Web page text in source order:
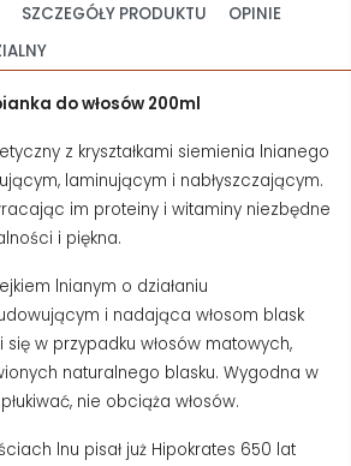
SZCZEGÓŁY PRODUKTU
OPINIE
do włosów 200ml
z kryształkami siemienia lnianego
laminującym i nabłyszczającym.
im proteiny i witaminy niezbędne
i piękna.
lnianym o działaniu
i nadająca włosom blask
w przypadku włosów matowych,
naturalnego blasku. Wygodna w
nie obciąża włosów.
lnu pisał już Hipokrates 650 lat